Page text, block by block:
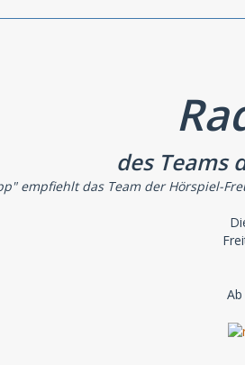
des Teams
empfiehlt das Team der Hörspiel-